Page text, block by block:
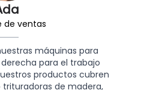
de ventas
máquinas para
para el trabajo
productos cubren
de madera,